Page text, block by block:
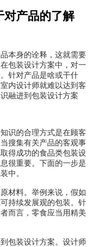
对产品的了解
本身的诠释，这就需要
包装设计方案中，对一
针对产品是啥或干什
内设计师就难以达到客
融进到包装设计方案
识的合理方式是在顾客
搜集有关产品的客观事
得成功的食品类包装设
很重要。下面的一步是
中。
材料。举例来说，假如
持续发展观的包装。针
而言，零食应当用精美
包装设计方案。设计师